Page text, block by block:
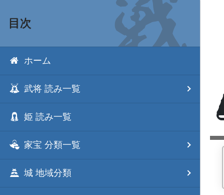
目次
ホーム
武将 読み一覧
姫 読み一覧
家宝 分類一覧
城 地域分類